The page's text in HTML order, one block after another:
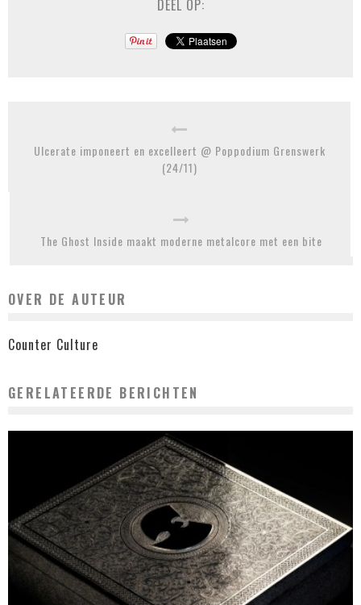
DEEL OP:
Ulcerate imponeert en excelleert @ Poppodium Grenswerk
(24/11)
The Ghost Inside maakt moderne metalcore met een bite
OVER DE AUTEUR
Counter Culture
GERELATEERDE BERICHTEN